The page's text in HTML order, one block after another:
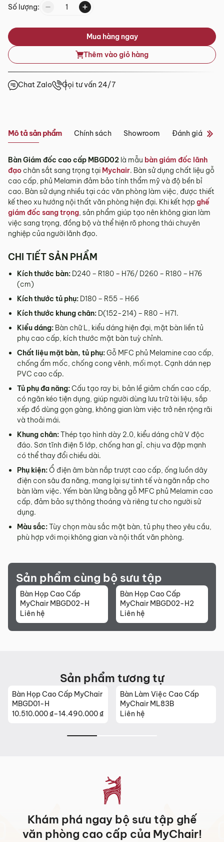
Số lượng:
Mua hàng ngay
Thêm vào giỏ hàng
Chat Zalo Gọi tư vấn 24/7
Mô tả sản phẩm Chính sách Showroom Đánh giá sản
Bàn Giám đốc cao cấp MBGD02 là mẫu bàn giám đốc lãnh
đạo chân sắt sang trọng tại Mychair. Bàn sử dụng chất liệu gỗ
cao cấp, phủ Melamin đảm bảo tính thẩm mỹ và độ bền bỉ
cao. Bàn sử dụng nhiều tại các văn phòng làm việc, được thiết
kế theo xu hướng nội thất văn phòng hiện đại. Khi kết hợp ghế
giám đốc sang trọng, sản phẩm giúp tạo nên không gian làm
việc sang trọng, đồng bộ và thể hiện rõ phong thái chuyên
nghiệp của người lãnh đạo.
CHI TIẾT SẢN PHẨM
Kích thước bàn: D240 – R180 – H76/ D260 – R180 – H76
(cm)
Kích thước tủ phụ: D180 – R55 – H66
Kích thước khung chân: D(152-214) – R80 – H71.
Kiểu dáng: Bàn chữ L, kiểu dáng hiện đại, mặt bàn liền tủ
phụ cao cấp, kích thước mặt bàn tuỳ chỉnh.
Chất liệu mặt bàn, tủ phụ:Gỗ MFC phủ Melamine cao cấp,
chống ẩm mốc, chống cong vênh, mối mọt. Cạnh dán nẹp
PVC cao cấp.
Tủ phụ đa năng:Cấu tạo ray bi, bản lề giảm chấn cao cấp,
có ngăn kéo tiện dụng, giúp người dùng lưu trữ tài liệu, sắp
xếp đồ dùng gọn gàng, không gian làm việc trở nên rộng rãi
và thoải mái.
Khung chân:Thép tạo hình dày 2.0, kiểu dáng chữ V độc
đáo. Sơn tĩnh điện 5 lớp, chống han gỉ, chịu va đập mạnh
có thể thay đổi chiều dài.
Phụ kiện:Ổ điện âm bàn nắp trượt cao cấp, ống luồn dây
điện con sâu đa năng, mang lại sự tinh tế và ngăn nắp cho
bàn làm việc. Yếm bàn lửng bằng gỗ MFC phủ Melamin cao
cấp, đảm bảo sự thông thoáng và riêng tư cho người sử
dụng.
Màu sắc:Tùy chọn màu sắc mặt bàn, tủ phụ theo yêu cầu,
phù hợp với mọi không gian và nội thất văn phòng.
phố
Từ 3 – 5 ngày
*Lưu ý:
khác nhau.
3.2. Chính sách giao hàng tại Hà Nội, Đà
Nẵng và TP. Hồ Chí Minh
Miễn phí giao hàng đối với đơn hàng giá trị ≥ ­2 triệu trên tất
cả các quận nội thành Hà Nội, Đà Nẵng và TP. Hồ Chí Minh.
Những đơn hàng giá trị < 2 triệu hoặc các đơn hàng ở
ngoại thành sẽ tính phí, tùy khu vực nhân viên kinh doanh
sẽ báo phí giao hàng cụ thể.
3.3. Chính sách giao hàng và lắp đặt tại các
tỉnh/thành phố khác
Các Tỉnh/ Thành khác ngoài khu vực Hà Nội, Đà Nẵng và
TP. Hồ Chí Minh phí vận chuyển sẽ được tính trên từng đơn
hàng theo từng khu vực.
Phí giao hàng sẽ được MyChair thông báo và xác nhận với
khách hàng trước khi tiến hành thanh toán đơn hàng và
giao hàng.
Trong quá trình vận chuyển quý khách có bất kỳ thắc mắc,
phát sinh hoặc góp ý nào vui lòng liên hệ Hotline
để nhận được sự hỗ trợ nhanh nhất.
4. Chính sách Đổi trả, Hoàn tiền
ngày kể từ ngày nhận hàng.
4.1. Các trường hợp được đổi trả sản phẩm
Giao sai sản phẩm, sai mẫu mã so với đơn hàng.
Sản phẩm hư hỏng trong quá trình vận chuyển (rách, xước,
vỡ…).
Sản phẩm còn nguyên tình trạng ban đầu, chưa qua sử
dụng, còn nguyên chứng từ mua hàng do MyChair cung
cấp có chữ ký của bên bán và bên mua.
* Trường hợp khách hàng đổi trả sản phẩm mà chúng tôi
không còn sản phẩm thay thế, khách hàng không chọn được
mẫu sản phẩm khác ưng ý thì Quý khách sẽ được hoàn tiền
4.2. Các trường hợp không được đổi trả sản
phẩm
Sản phẩm đã qua sử dụng, sản phẩm có dấu hiệu chỉnh sửa
hoặc tự ý sửa chữa mà không có sự đồng ý của nhà sản
Sản phẩm mới đã quá thời gian 3 ngày kể từ ngày nhận
Mọi thông tin cần hỗ trợ và giải đáp vui lòng liên hệ MyChair
qua:
Showroom tại Đà Nẵng
– Địa chỉ:
Số 223 Lê Đình Lý, Phường Hòa Cường, Thành phố
Đà Nẵng
– Hotline:0942 90 2468
– Email:info@mychair.vn
–Showroom mở cửa từ 8h00 – 18h30 (các ngày từ Thứ 2 đến
Sản phẩm cùng bộ sưu tập
Bàn Họp Cao Cấp
MyChair MBGD02-H
Liên hệ
Bàn Họp Cao Cấp
MyChair MBGD02-H2
Liên hệ
Sản phẩm tương tự
Bàn Họp Cao Cấp MyChair
MBGD01-H
10.510.000₫–14.490.000₫
Khoảng
Bàn Làm Việc Cao Cấp
MyChair ML83B
Liên hệ
Khám phá ngay bộ sưu tập ghế
văn phòng cao cấp của MyChair!